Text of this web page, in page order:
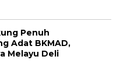
Penuh
Adat BKMAD,
Melayu Deli